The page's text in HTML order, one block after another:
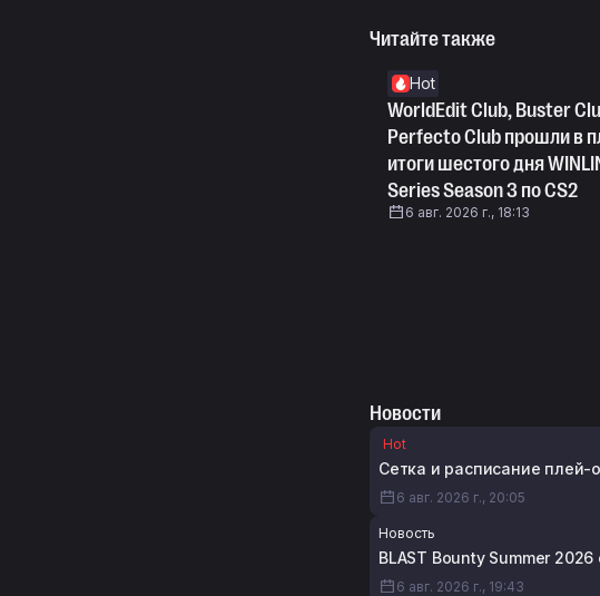
Читайте также
Hot
WorldEdit Club, Buster
Perfecto Club прошли в
итоги шестого дня
Series Season 3 по CS2
6 авг. 2026 г., 18:13
Новости
Hot
Сетка и расписание плей-
6 авг. 2026 г., 20:05
Новость
BLAST Bounty Summer
6 авг. 2026 г., 19:43